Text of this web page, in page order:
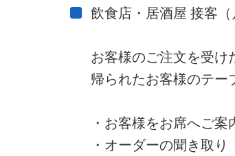
飲食店・居酒屋 接客
お客様のご注文を受け
帰られたお客様のテー
・お客様をお席へご案
・オーダーの聞き取り